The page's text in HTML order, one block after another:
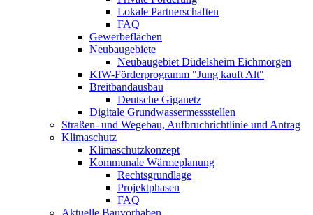
Lokale Partnerschaften
FAQ
Gewerbeflächen
Neubaugebiete
Neubaugebiet Düdelsheim Eichmorgen
KfW-Förderprogramm "Jung kauft Alt"
Breitbandausbau
Deutsche Giganetz
Digitale Grundwassermessstellen
Straßen- und Wegebau, Aufbruchrichtlinie und Antrag
Klimaschutz
Klimaschutzkonzept
Kommunale Wärmeplanung
Rechtsgrundlage
Projektphasen
FAQ
Aktuelle Bauvorhaben